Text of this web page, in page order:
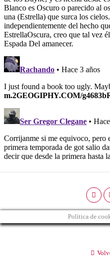
Política de